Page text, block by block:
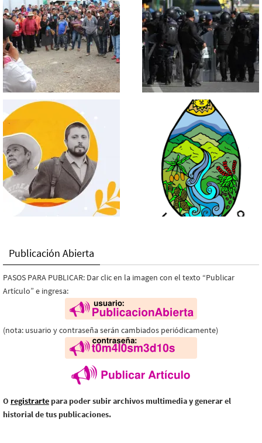
Publicación Abierta
PASOS PARA PUBLICAR: Dar clic en la imagen con el texto “Publicar
Artículo” e ingresa:
(nota: usuario y contraseña serán cambiados periódicamente)
O registrarte para poder subir archivos multimedia y generar el
historial de tus publicaciones.